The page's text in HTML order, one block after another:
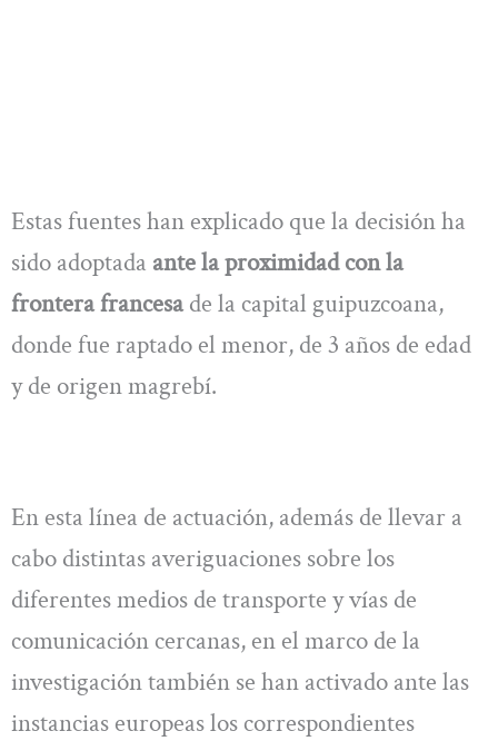
Estas fuentes han explicado que la decisión ha
sido adoptada ante la proximidad con la
frontera francesade la capital guipuzcoana,
donde fue raptado el menor, de 3 años de edad
y de origen magrebí.
En esta línea de actuación, además de llevar a
cabo distintas averiguaciones sobre los
diferentes medios de transporte y vías de
comunicación cercanas, en el marco de la
investigación también se han activado ante las
instancias europeas los correspondientes